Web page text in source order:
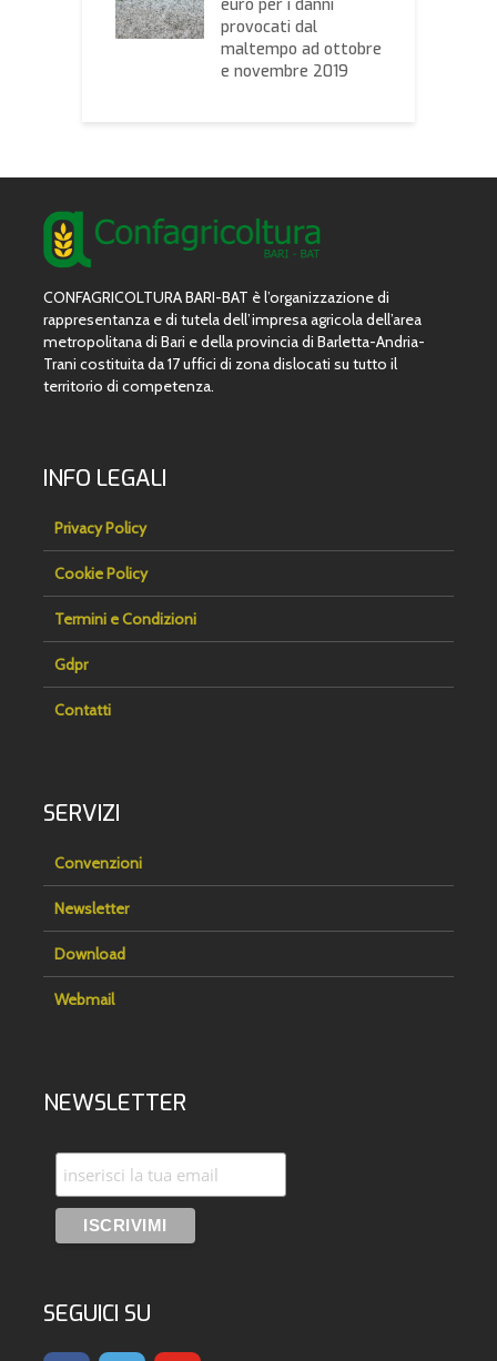
euro per i danni
provocati dal
maltempo ad ottobre
e novembre 2019
CONFAGRICOLTURA BARI-BAT è l’organizzazione di
rappresentanza e di tutela dell’impresa agricola dell’area
metropolitana di Bari e della provincia di Barletta-Andria-
Trani costituita da 17 uffici di zona dislocati su tutto il
territorio di competenza.
INFO LEGALI
Privacy Policy
Cookie Policy
Termini e Condizioni
Gdpr
Contatti
SERVIZI
Convenzioni
Newsletter
Download
Webmail
NEWSLETTER
SEGUICI SU